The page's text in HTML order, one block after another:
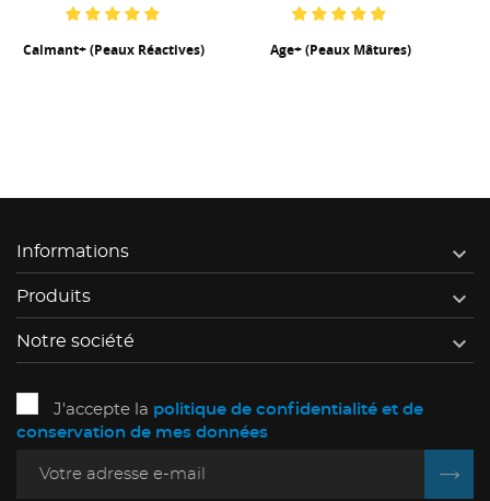
Calmant+ (peaux Réactives) Age+ (peaux Mâtures)
Informations 
Produits 
Notre société 
J'accepte la politique de confidentialité et de
conservation de mes données